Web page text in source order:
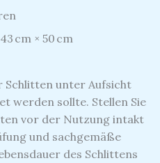
cm × 50 cm
Schlitten unter Aufsicht
werden sollte. Stellen Sie
vor der Nutzung intakt
und sachgemäße
des Schlittens